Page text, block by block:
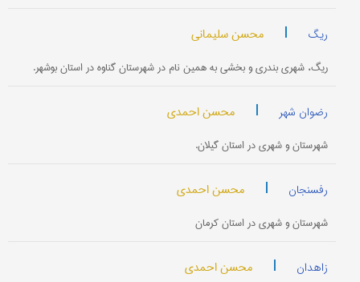
ریگ | محسن سلیمانی
ریگ، شهری بندری و بخشی به همین نام در شهرستان گناوه در استان بوشهر.
رضوان شهر | محسن احمدی
شهرستان و شهری در استان گیلان.
رفسنجان | محسن احمدی
شهرستان و شهری در استان کرمان
زاهدان | محسن احمدی